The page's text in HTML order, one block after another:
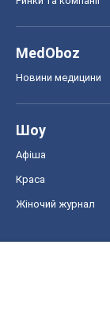
MedOboz
Новини медицини
Шоу
Афіша
Краса
Жіночий журнал